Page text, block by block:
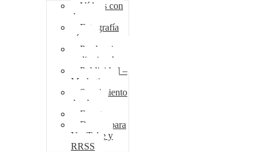
Vídeos con
drones
Fotografía
aérea
Producciones
audiovisuales
Publicidad –
Marketing
Seguimiento
de obra
Eventos
Drones para
YouTube y
RRSS